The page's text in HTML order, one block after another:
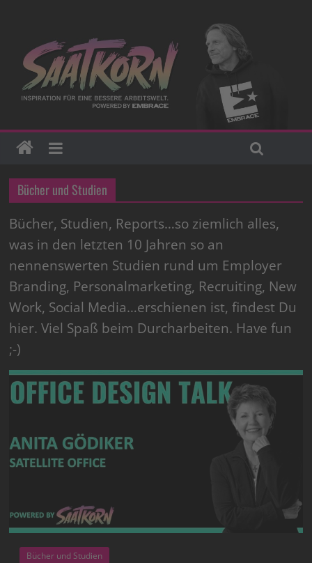
Bücher und Studien
Bücher, Studien, Reports…so ziemlich alles,
was in den letzten 10 Jahren so an
nennenswerten Studien rund um Employer
Branding, Personalmarketing, Recruiting, New
Work, Social Media…erschienen ist, findest Du
hier. Viel Spaß beim Durcharbeiten. Have fun
;-)
Bücher und Studien